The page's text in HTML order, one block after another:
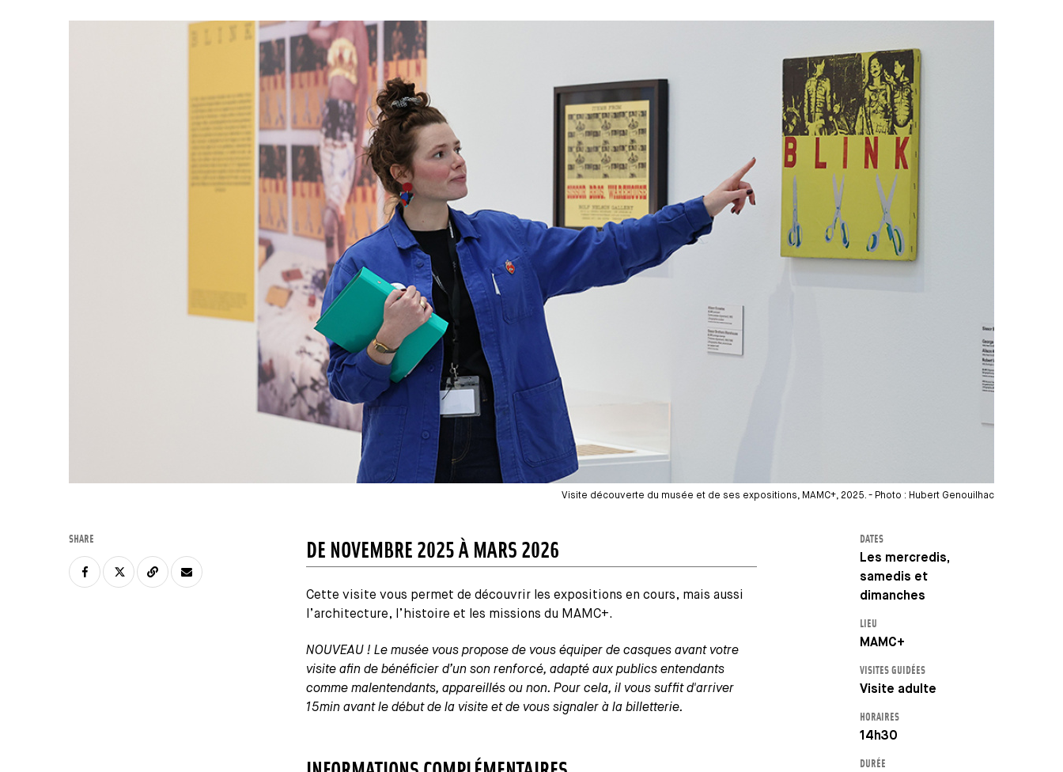
Visite découverte du musée et de ses expositions, MAMC+, 2025. - Photo : Hubert Genouilhac
DATES
Les mercredis,
samedis et
dimanches
LIEU
MAMC+
VISITES GUIDÉES
Visite adulte
HORAIRES
14h30
DURÉE
DE NOVEMBRE 2025 À MARS 2026
Cette visite vous permet de découvrir les expositions en cours, mais aussi
l’architecture, l’histoire et les missions du MAMC+.
NOUVEAU ! Le musée vous propose de vous équiper de casques avant votre
visite afin de bénéficier d’un son renforcé, adapté aux publics entendants
comme malentendants, appareillés ou non. Pour cela, il vous suffit d'arriver
15min avant le début de la visite et de vous signaler à la billetterie.
SHARE